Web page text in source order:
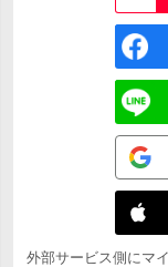
外部サービス側にマ